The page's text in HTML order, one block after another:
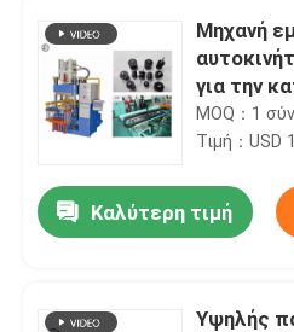
Μηχανή
για την
MOQ：1
Τιμή：USD
Καλύτερη τιμή
Υψηλής